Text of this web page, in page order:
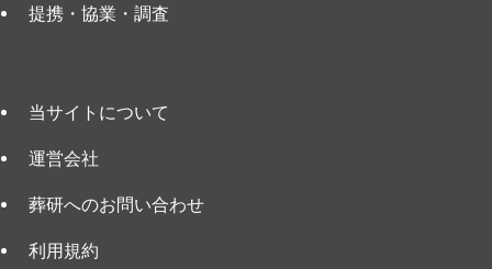
提携・協業・調査
当サイトについて
運営会社
葬研へのお問い合わせ
利用規約